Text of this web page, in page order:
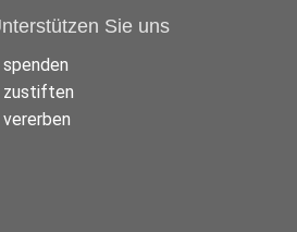
Sie uns
spenden
zustiften
vererben